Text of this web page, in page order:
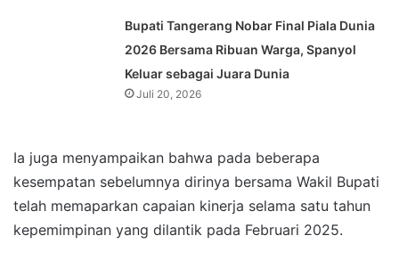
Bupati Tangerang Nobar Final Piala Dunia
2026 Bersama Ribuan Warga, Spanyol
Keluar sebagai Juara Dunia
Juli 20, 2026
Ia juga menyampaikan bahwa pada beberapa
kesempatan sebelumnya dirinya bersama Wakil Bupati
telah memaparkan capaian kinerja selama satu tahun
kepemimpinan yang dilantik pada Februari 2025.